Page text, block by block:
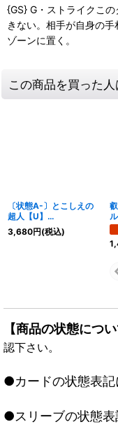
{GS} G・ストライクこ
きない。相手が自身の
ゾーンに置く。
この商品を買った
〔状態A-〕とこしえの
超人【U】
{25RP3SP5/SP5}《自
然》
3,680円(税込)
【商品の状態につい
認下さい。
●カードの状態表記
●スリーブの状態